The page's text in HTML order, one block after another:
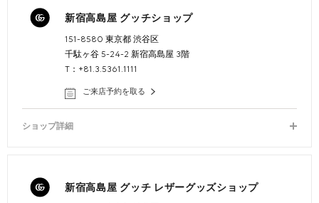
新宿高島屋 グッチショップ
151-8580 東京都 渋谷区
千駄ヶ谷 5-24-2 新宿高島屋 3階
T：+81.3.5361.1111
ご来店予約を取る
ショップ詳細
新宿高島屋 グッチ レザーグッズショップ